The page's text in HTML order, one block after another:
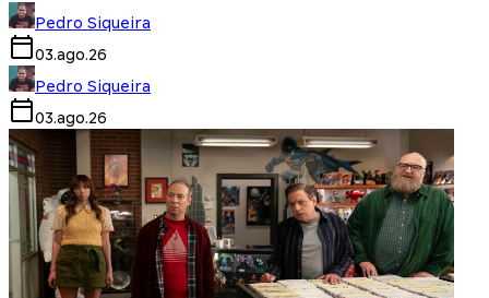
Pedro Siqueira
03.ago.26
Pedro Siqueira
03.ago.26